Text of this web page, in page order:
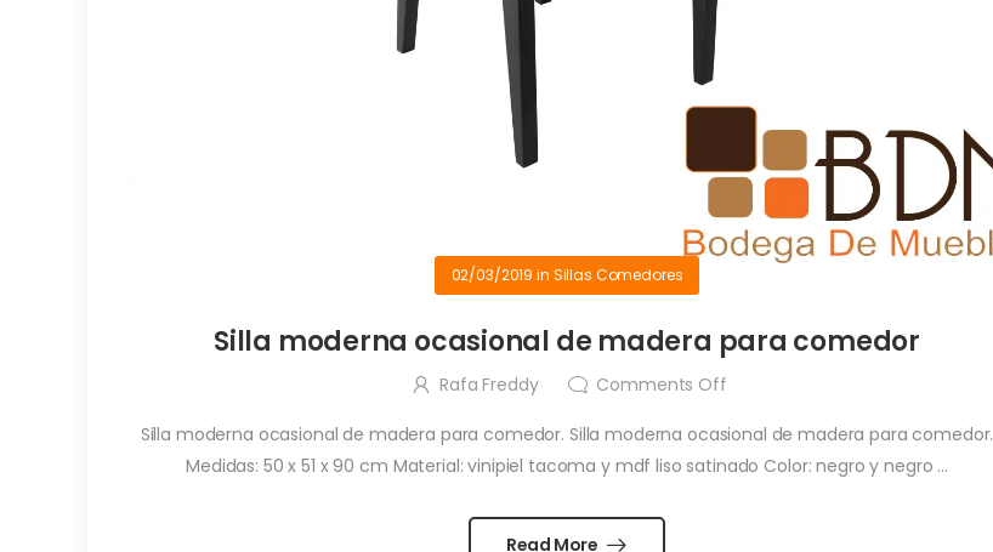
02/03/2019 in Sillas Comedores
Silla moderna ocasional de madera para comedor
Rafa Freddy Comments Off
Silla moderna ocasional de madera para comedor. Silla moderna ocasional de madera para comedor.
Medidas: 50 x 51 x 90 cm Material: vinipiel tacoma y mdf liso satinado Color: negro y negro ...
Read More